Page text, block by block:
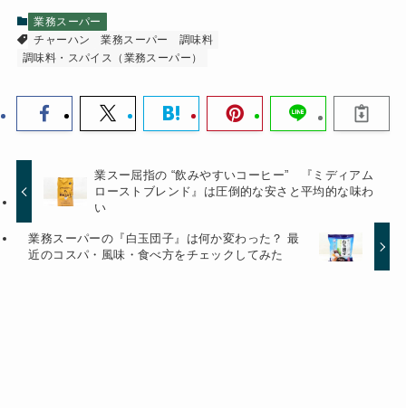
業務スーパー
チャーハン
業務スーパー
調味料
調味料・スパイス（業務スーパー）
業スー屈指の “飲みやすいコーヒー” 『ミディアム
ローストブレンド』は圧倒的な安さと平均的な味わ
い
業務スーパーの『白玉団子』は何か変わった？ 最
近のコスパ・風味・食べ方をチェックしてみた